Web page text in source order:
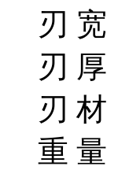
刃 宽
刃 厚
刃 材
重 量